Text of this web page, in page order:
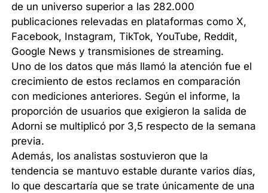
de un universo superior a las 282.000
publicaciones relevadas en plataformas como X,
Facebook, Instagram, TikTok, YouTube, Reddit,
Google News y transmisiones de streaming.
Uno de los datos que más llamó la atención fue el
crecimiento de estos reclamos en comparación
con mediciones anteriores. Según el informe, la
proporción de usuarios que exigieron la salida de
Adorni se multiplicó por 3,5 respecto de la semana
previa.
Además, los analistas sostuvieron que la
tendencia se mantuvo estable durante varios días,
lo que descartaría que se trate únicamente de una